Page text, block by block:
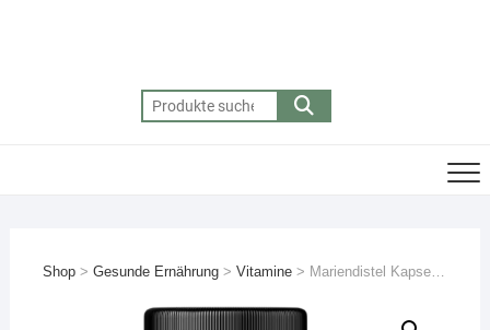
Suchen
nach:
Shop> Gesunde Ernährung> Vitamine> Mariendistel Kapseln – beste Bitterstoffe